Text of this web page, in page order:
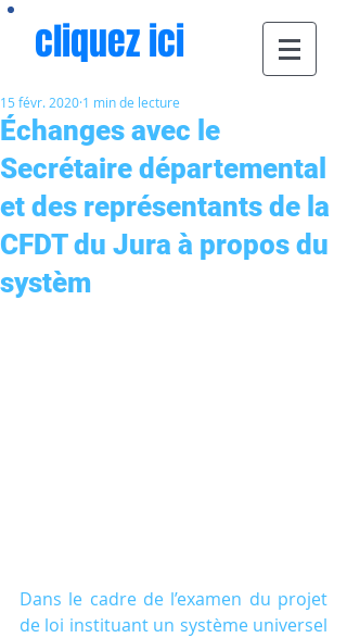
cliquez ici
Échanges avec le
Secrétaire départemental
et des représentants de la
CFDT du Jura à propos du
systèm
15 févr. 2020 1 min de lecture
Dans le cadre de l’examen du projet
de loi instituant un système universel